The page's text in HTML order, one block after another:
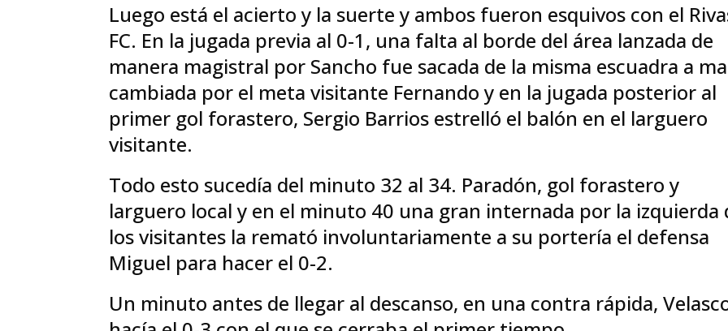
Luego está el acierto y la suerte y ambos fueron esquivos con el
FC. En la jugada previa al 0-1, una falta al borde del área lanzada de
manera magistral por Sancho fue sacada de la misma escuadra a
cambiada por el meta visitante Fernando y en la jugada posterior al
primer gol forastero, Sergio Barrios estrelló el balón en el larguero
visitante.
Todo esto sucedía del minuto 32 al 34. Paradón, gol forastero y
larguero local y en el minuto 40 una gran internada por la izquierda
los visitantes la remató involuntariamente a su portería el defensa
Miguel para hacer el 0-2.
Un minuto antes de llegar al descanso, en una contra rápida,